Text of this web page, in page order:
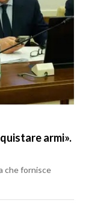
armi».
che fornisce